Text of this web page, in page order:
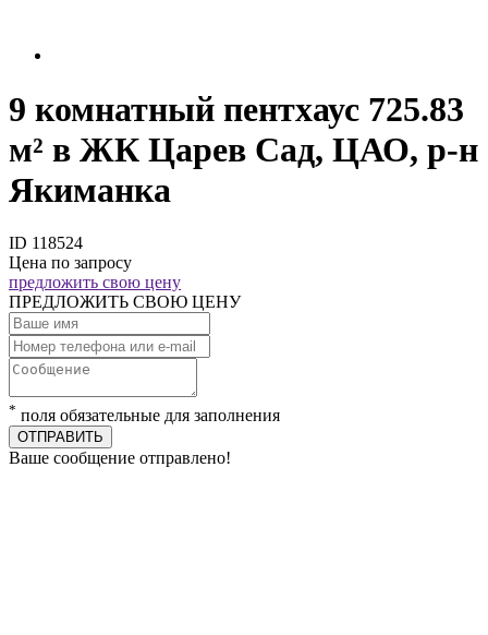
9 комнатный пентхаус 725.83
м² в ЖК Царев Сад, ЦАО, р-н
Якиманка
ID 118524
Цена по запросу
предложить свою цену
ПРЕДЛОЖИТЬ СВОЮ ЦЕНУ
* поля обязательные для заполнения
ОТПРАВИТЬ
Ваше сообщение отправлено!